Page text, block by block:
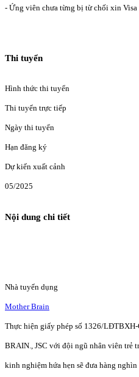
- Ứng viên chưa từng bị từ chối xin Visa
Thi tuyển
Hình thức thi tuyển
Thi tuyển trực tiếp
Ngày thi tuyển
Hạn đăng ký
Dự kiến xuất cảnh
05/2025
Nội dung chi tiết
Nhà tuyển dụng
Mother Brain
Thực hiện giấy phép số 1326/
BRAIN., JSC với đội ngũ nhân viên trẻ
kinh nghiệm hứa hẹn sẽ đưa hàng